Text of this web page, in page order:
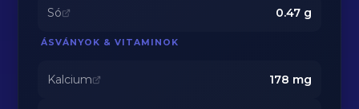
Só 0.47g
ÁSVÁNYOK & VITAMINOK
Kalcium 178 mg